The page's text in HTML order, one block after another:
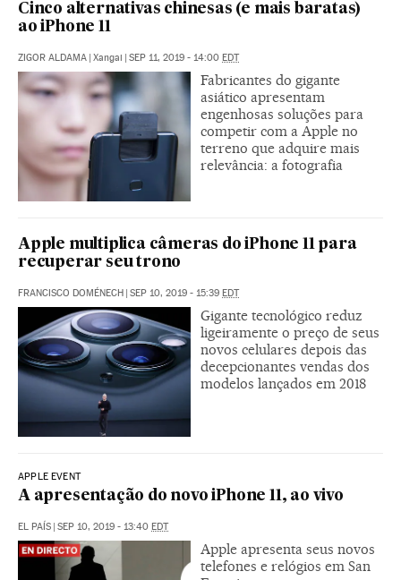
Cinco alternativas chinesas (e mais baratas)
ao iPhone 11
ZIGOR ALDAMA | Xangai | SEP 11, 2019 - 14:00 EDT
Fabricantes do gigante
asiático apresentam
engenhosas soluções para
competir com a Apple no
terreno que adquire mais
relevância: a fotografia
Apple multiplica câmeras do iPhone 11 para
recuperar seu trono
FRANCISCO DOMÉNECH | SEP 10, 2019 - 15:39 EDT
Gigante tecnológico reduz
ligeiramente o preço de seus
novos celulares depois das
decepcionantes vendas dos
modelos lançados em 2018
APPLE EVENT
A apresentação do novo iPhone 11, ao vivo
EL PAÍS | SEP 10, 2019 - 13:40 EDT
Apple apresenta seus novos
telefones e relógios em San